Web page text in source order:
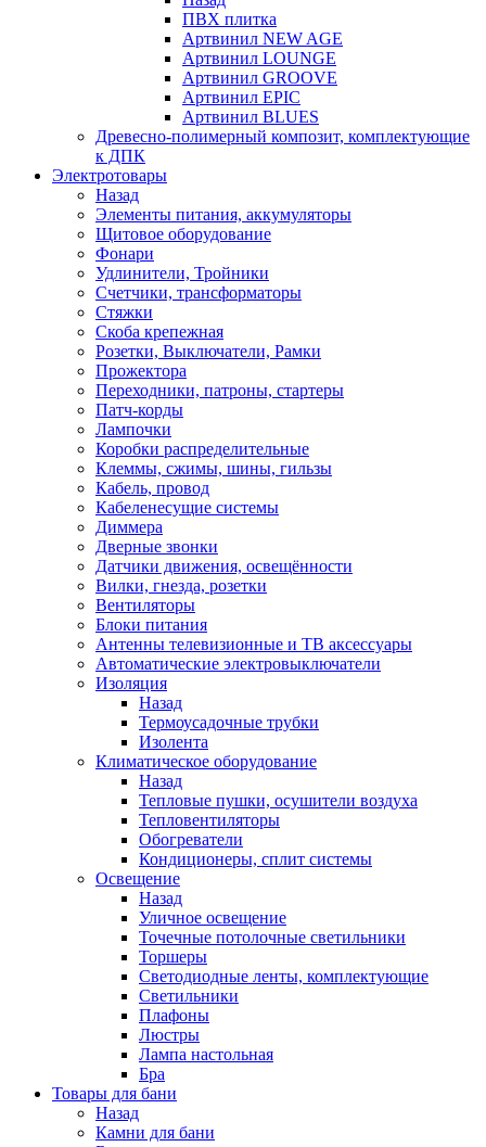
ПВХ плитка
Артвинил NEW AGE
Артвинил LOUNGE
Артвинил GROOVE
Артвинил EPIC
Артвинил BLUES
Древесно-полимерный композит, комплектующие
к ДПК
Электротовары
Назад
Элементы питания, аккумуляторы
Щитовое оборудование
Фонари
Удлинители, Тройники
Счетчики, трансформаторы
Стяжки
Скоба крепежная
Розетки, Выключатели, Рамки
Прожектора
Переходники, патроны, стартеры
Патч-корды
Лампочки
Коробки распределительные
Клеммы, сжимы, шины, гильзы
Кабель, провод
Кабеленесущие системы
Диммера
Дверные звонки
Датчики движения, освещённости
Вилки, гнезда, розетки
Вентиляторы
Блоки питания
Антенны телевизионные и ТВ аксессуары
Автоматические электровыключатели
Изоляция
Назад
Термоусадочные трубки
Изолента
Климатическое оборудование
Назад
Тепловые пушки, осушители воздуха
Тепловентиляторы
Обогреватели
Кондиционеры, сплит системы
Освещение
Назад
Уличное освещение
Точечные потолочные светильники
Торшеры
Светодиодные ленты, комплектующие
Светильники
Плафоны
Люстры
Лампа настольная
Бра
Товары для бани
Назад
Камни для бани